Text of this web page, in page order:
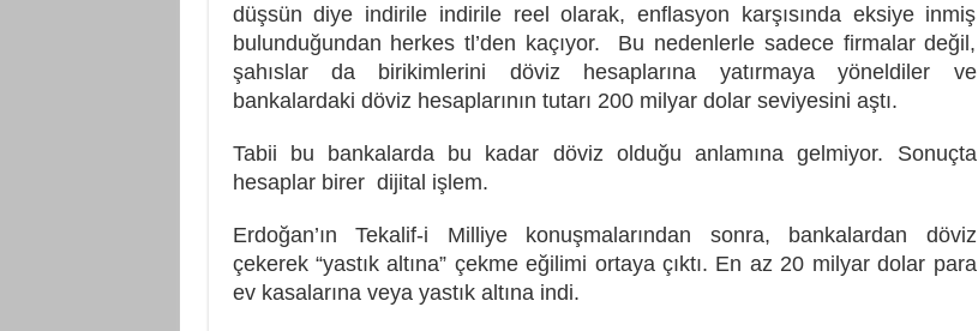
düşsün diye indirile indirile reel olarak, enflasyon karşısında eksiye inmiş
bulunduğundan herkes tl’den kaçıyor. Bu nedenlerle sadece firmalar değil,
şahıslar da birikimlerini döviz hesaplarına yatırmaya yöneldiler ve
bankalardaki döviz hesaplarının tutarı 200 milyar dolar seviyesini aştı.
Tabii bu bankalarda bu kadar döviz olduğu anlamına gelmiyor. Sonuçta
hesaplar birer dijital işlem.
Erdoğan’ın Tekalif-i Milliye konuşmalarından sonra, bankalardan döviz
çekerek “yastık altına” çekme eğilimi ortaya çıktı. En az 20 milyar dolar para
ev kasalarına veya yastık altına indi.